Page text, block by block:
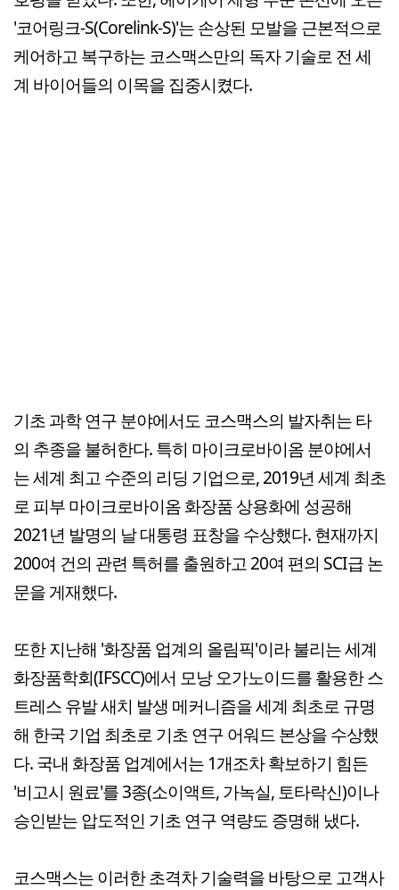
'코어링크-S(Corelink-S)'는 손상된 모발을 근본적으로
케어하고 복구하는 코스맥스만의 독자 기술로 전 세
계 바이어들의 이목을 집중시켰다.
기초 과학 연구 분야에서도 코스맥스의 발자취는 타
의 추종을 불허한다. 특히 마이크로바이옴 분야에서
는 세계 최고 수준의 리딩 기업으로, 2019년 세계 최초
로 피부 마이크로바이옴 화장품 상용화에 성공해
2021년 발명의 날 대통령 표창을 수상했다. 현재까지
200여 건의 관련 특허를 출원하고 20여 편의 SCI급 논
문을 게재했다.
또한 지난해 '화장품 업계의 올림픽'이라 불리는 세계
화장품학회(IFSCC)에서 모낭 오가노이드를 활용한 스
트레스 유발 새치 발생 메커니즘을 세계 최초로 규명
해 한국 기업 최초로 기초 연구 어워드 본상을 수상했
다. 국내 화장품 업계에서는 1개조차 확보하기 힘든
'비고시 원료'를 3종(소이액트, 가녹실, 토타락신)이나
승인받는 압도적인 기초 연구 역량도 증명해 냈다.
코스맥스는 이러한 초격차 기술력을 바탕으로 고객사